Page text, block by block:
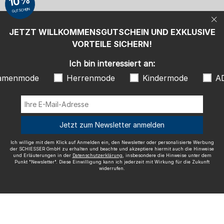
beachte und akzeptiere hiermit auch die Hinweise und Erläuterungen in
derDatenschutzerklärung, insbesondere die Hinweise unter dem Punkt
"Newsletter". Diese Einwilligung kann ich jederzeit mit Wirkung für die
Wir versenden mit
Ausgezeichnete Qualität
Mehr Informationen zu unseren Bewertungen
JETZT WILLKOMMENSGUTSCHEIN UND EXKLUSIVE
VORTEILE SICHERN!
GUTSCHEIN
Ich bin interessiert an:
Herrenmode Kindermode
Jetzt zum Newsletter anmelden
Ich willige mit dem Klick auf Anmelden ein, den Newsletter oder personalisierte Werbung
der SCHIESSER GmbH zu erhalten und beachte und akzeptiere hiermit auch die Hinweise
und Erläuterungen in der Datenschutzerklärung , insbesondere die Hinweise unter dem
Punkt "Newsletter". Diese Einwilligung kann ich jederzeit mit Wirkung für die Zukunft
widerrufen.